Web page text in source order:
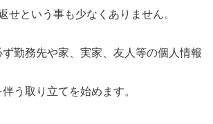
せという事も少なくありません。
勤務先や家、実家、友人等の個人情報
う取り立てを始めます。